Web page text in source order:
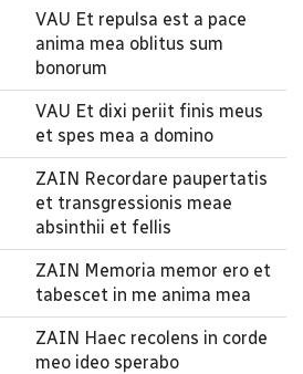
VAU Et repulsa est a pace
anima mea oblitus sum
bonorum
VAU Et dixi periit finis meus
et spes mea a domino
ZAIN Recordare paupertatis
et transgressionis meae
absinthii et fellis
ZAIN Memoria memor ero et
tabescet in me anima mea
ZAIN Haec recolens in corde
meo ideo sperabo